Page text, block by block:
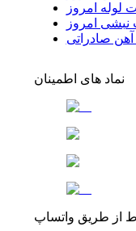
لوله امروز
نبشی امروز
صادراتی
نماد های اطمینان
از طریق واتساپ